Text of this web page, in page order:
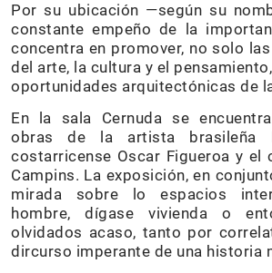
Por su ubicación —según su
constante empeño de la
concentra en promover, no solo
del arte, la cultura y el
oportunidades arquitectónicas de
En la sala Cernuda se
obras de la artista brasileña
costarricense Oscar Figueroa y el
Campins. La exposición, en
mirada sobre lo espacios
hombre, dígase vivienda o
olvidados acaso, tanto por
dircurso imperante de una historia